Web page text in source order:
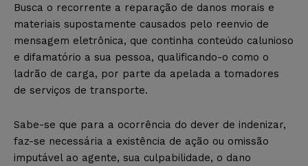
Busca o recorrente a reparação de danos morais e
materiais supostamente causados pelo reenvio de
mensagem eletrônica, que continha conteúdo calunioso
e difamatório a sua pessoa, qualificando-o como o
ladrão de carga, por parte da apelada a tomadores
de serviços de transporte.
Sabe-se que para a ocorrência do dever de indenizar,
faz-se necessária a existência de ação ou omissão
imputável ao agente, sua culpabilidade, o dano